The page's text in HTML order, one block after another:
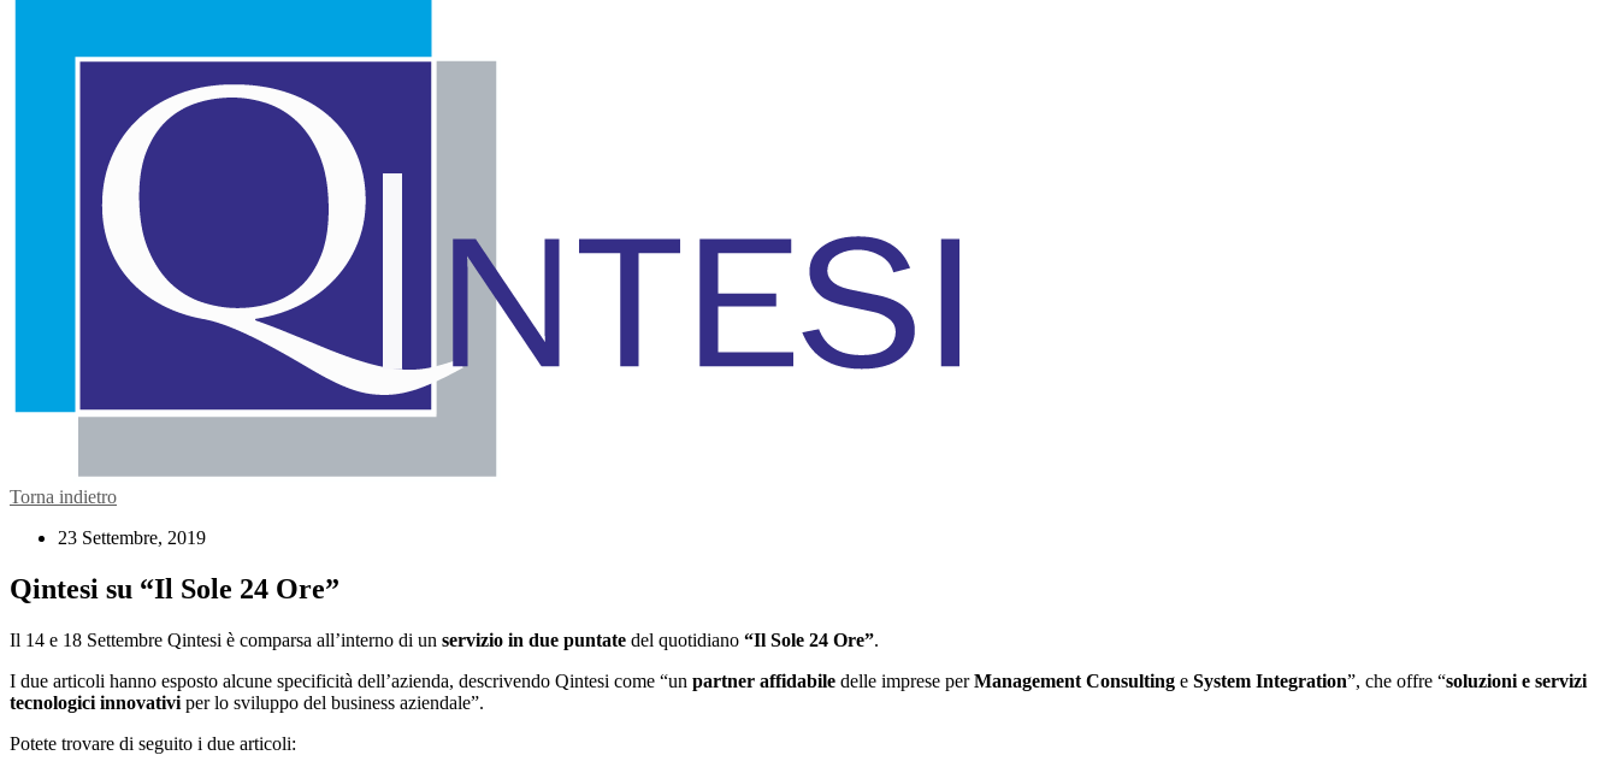
Torna indietro
23 Settembre, 2019
Qintesi su “Il Sole 24 Ore”
Il 14 e 18 Settembre Qintesi è comparsa all’interno di un servizio in due puntate del quotidiano “Il Sole 24 Ore”.
I due articoli hanno esposto alcune specificità dell’azienda, descrivendo Qintesi come “un partner affidabile delle imprese perManagement Consulting e System Integration”, che offre “soluzioni e servizi
tecnologici innovativi per lo sviluppo del business aziendale”.
Potete trovare di seguito i due articoli: